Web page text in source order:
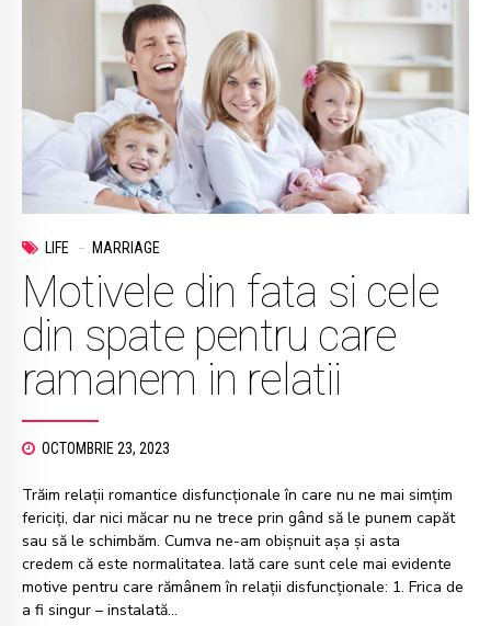
LIFE MARRIAGE
Motivele din fata si cele
din spate pentru care
ramanem in relatii
OCTOMBRIE 23, 2023
Trăim relații romantice disfuncționale în care nu ne mai simțim
fericiți, dar nici măcar nu ne trece prin gând să le punem capăt
sau să le schimbăm. Cumva ne-am obișnuit așa și asta
credem că este normalitatea. Iată care sunt cele mai evidente
motive pentru care rămânem în relații disfuncționale: 1. Frica de
a fi singur – instalată...